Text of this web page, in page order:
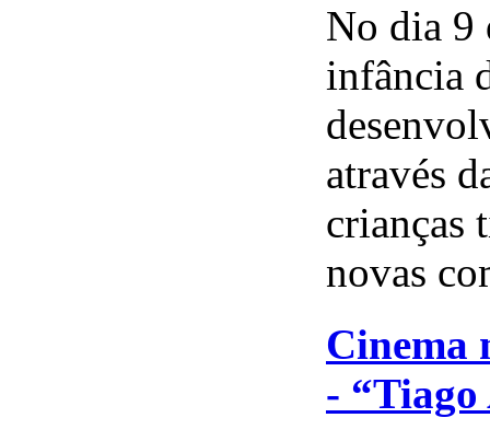
No dia 9
infância
através
crianças
novas
Cinema
-